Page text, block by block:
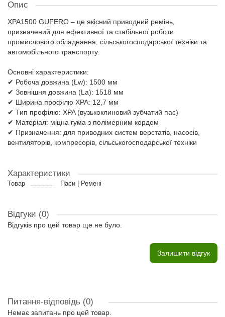
Опис
XPA1500 GUFERO – це якісний приводний ремінь,
призначений для ефективної та стабільної роботи
промислового обладнання, сільськогосподарської техніки та
автомобільного транспорту.
Основні характеристики:
✔ Робоча довжина (Lw): 1500 мм
✔ Зовнішня довжина (La): 1518 мм
✔ Ширина профілю XPA: 12,7 мм
✔ Тип профілю: XPA (вузькоклиновий зубчатий пас)
✔ Матеріал: міцна гума з полімерним кордом
✔ Призначення: для приводних систем верстатів, насосів,
вентиляторів, компресорів, сільськогосподарської техніки
Характеристики
Товар Паси | Ремені
Відгуки (0)
Відгуків про цей товар ще не було.
Залишити відгук
Питання-відповідь (0)
Немає запитань про цей товар.